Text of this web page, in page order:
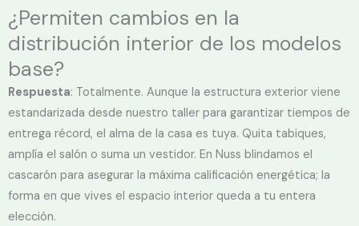
¿Permiten cambios en la
distribución interior de los modelos
base?
Respuesta: Totalmente. Aunque la estructura exterior viene
estandarizada desde nuestro taller para garantizar tiempos de
entrega récord, el alma de la casa es tuya. Quita tabiques,
amplía el salón o suma un vestidor. En Nuss blindamos el
cascarón para asegurar la máxima calificación energética; la
forma en que vives el espacio interior queda a tu entera
elección.